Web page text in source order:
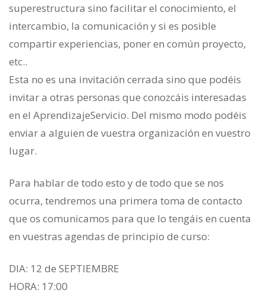
superestructura sino facilitar el conocimiento, el
intercambio, la comunicación y si es posible
compartir experiencias, poner en común proyecto,
etc..
Esta no es una invitación cerrada sino que podéis
invitar a otras personas que conozcáis interesadas
en el AprendizajeServicio. Del mismo modo podéis
enviar a alguien de vuestra organización en vuestro
lugar.
Para hablar de todo esto y de todo que se nos
ocurra, tendremos una primera toma de contacto
que os comunicamos para que lo tengáis en cuenta
en vuestras agendas de principio de curso:
DIA: 12 de SEPTIEMBRE
HORA: 17:00